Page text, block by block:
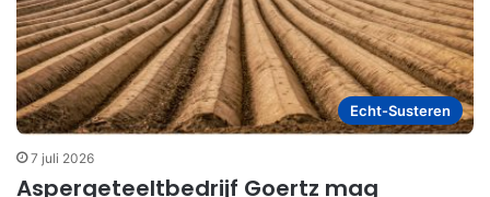
Echt-Susteren
7 juli 2026
Aspergeteeltbedrijf Goertz mag